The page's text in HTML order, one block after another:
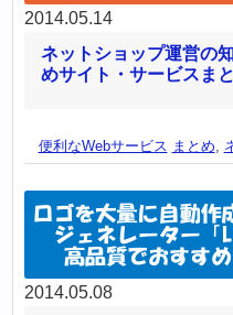
2014.05.14
ネットショップ運営の
めサイト・サービスま
便利なWebサービス まとめ,
2014.05.08